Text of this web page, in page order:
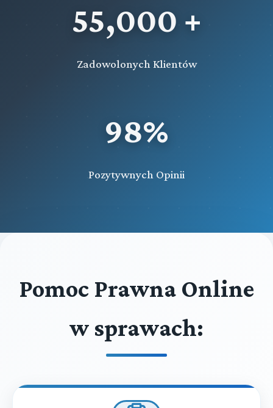
55,000 +
Zadowolonych Klientów
98%
Pozytywnych Opinii
Pomoc Prawna Online
w sprawach: